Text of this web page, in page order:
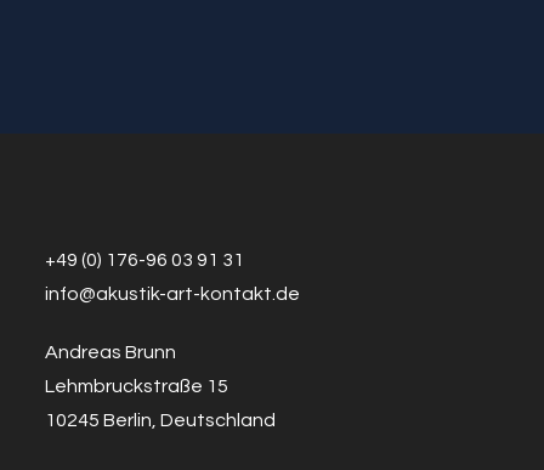
+49 (0) 176-96 03 91 31
info@akustik-art-kontakt.de
Andreas Brunn
Lehmbruckstraße 15
10245 Berlin, Deutschland